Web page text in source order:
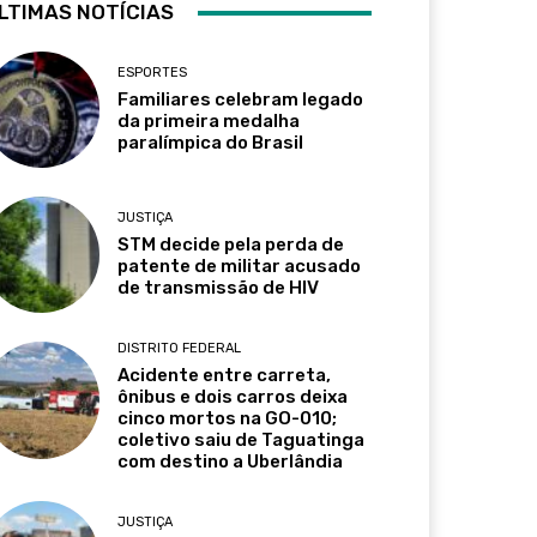
NOTÍCIAS
ESPORTES
Familiares celebram legado
da primeira medalha
paralímpica do Brasil
JUSTIÇA
STM decide pela perda de
patente de militar acusado
de transmissão de HIV
DISTRITO FEDERAL
Acidente entre carreta,
ônibus e dois carros deixa
cinco mortos na GO-010;
coletivo saiu de Taguatinga
com destino a Uberlândia
JUSTIÇA